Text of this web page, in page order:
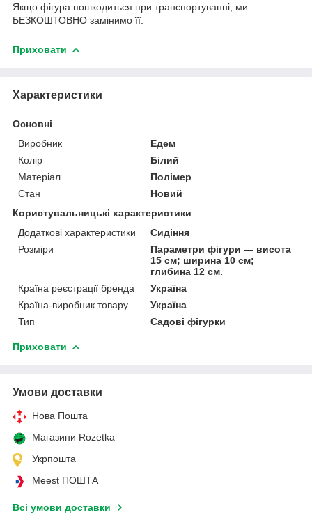
Якщо фігура пошкодиться при транспортуванні, ми
БЕЗКОШТОВНО замінимо її.
Приховати
Характеристики
Основні
Виробник
Едем
Колір
Білий
Матеріал
Полімер
Стан
Новий
Користувальницькі характеристики
Додаткові характеристики
Сидіння
Розміри
Параметри фігури — висота
15 см; ширина 10 см;
глибина 12 см.
Країна реєстрації бренда
Україна
Країна-виробник товару
Україна
Тип
Садові фігурки
Приховати
Умови доставки
Нова Пошта
Магазини Rozetka
Укрпошта
Meest ПОШТА
Всі умови доставки